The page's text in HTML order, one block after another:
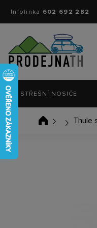
Infolinka 602 692 282
STŘEŠNÍ NOSIČE
Thule